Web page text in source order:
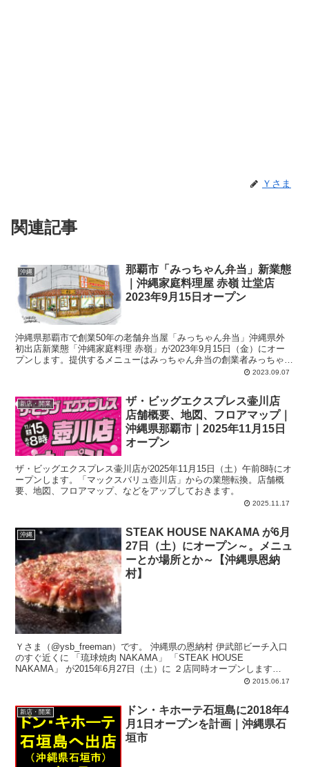
Ｙさま
関連記事
沖縄
那覇市「みっちゃん弁当」新業態
｜沖縄家庭料理屋 赤嶺 辻堂店
2023年9月15日オープン
沖縄県那覇市で創業50年の老舗弁当屋「みっちゃん弁当」沖縄県外
初出店新業態「沖縄家庭料理 赤嶺」が2023年9月15日（金）にオー
プンします。提供するメニューはみっちゃん弁当の創業者みっちゃん
こと「赤嶺 光子」さん本人が監修。店舗中央にはライブステージを
2023.09.07
新店・開業
ザ・ビッグエクスプレス壷川店
店舗概要、地図、フロアマップ｜
沖縄県那覇市｜2025年11月15日
オープン
ザ・ビッグエクスプレス壷川店が2025年11月15日（土）午前8時にオ
ープンします。「マックスバリュ壺川店」からの業態転換。店舗概
要、地図、フロアマップ、などをアップしておきます。
2025.11.17
沖縄
STEAK HOUSE NAKAMA が6月
27日（土）にオープン～。メニュ
ーとか場所とか～【沖縄県恩納
村】
Ｙさま（@ysb_freeman）です。 沖縄県の恩納村 伊武部ビーチ入口
のすぐ近くに 「琉球焼肉 NAKAMA」 「STEAK HOUSE
NAKAMA」 が2015年6月27日（土）に ２店同時オープンします
2015.06.17
新店・開業
ドン・キホーテ石垣島に2018年4
月1日オープンを計画｜沖縄県石
垣市